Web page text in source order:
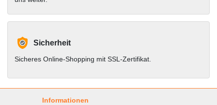
Sicherheit
Sicheres Online-Shopping mit SSL-Zertifikat.
Informationen